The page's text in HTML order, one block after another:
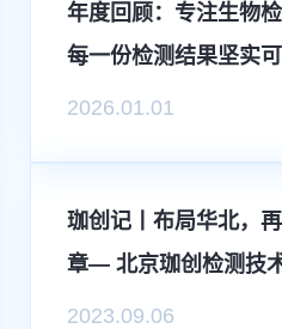
年度回顾：专注生物
每一份检测结果坚实
2026.01.01
珈创记丨布局华北，
章— 北京珈创检测技
公...
2023.09.06